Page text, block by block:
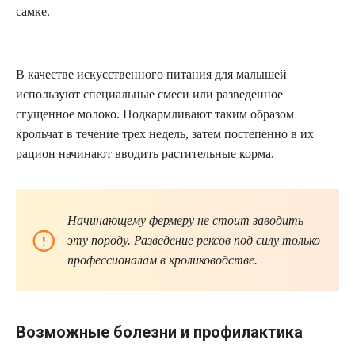
самке.
В качестве искусственного питания для малышей
используют специальные смеси или разведенное
сгущенное молоко. Подкармливают таким образом
крольчат в течение трех недель, затем постепенно в их
рацион начинают вводить растительные корма.
Начинающему фермеру не стоит заводить
эту породу. Разведение рексов под силу только
профессионалам в кролиководстве.
Возможные болезни и профилактика